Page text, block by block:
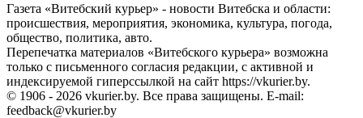
Газета «Витебский курьер» - новости Витебска и области:
происшествия, мероприятия, экономика, культура, погода,
общество, политика, авто.
Перепечатка материалов «Витебского курьера» возможна
только с письменного согласия редакции, с активной и
индексируемой гиперссылкой на сайт https://vkurier.by.
© 1906 - 2026 vkurier.by. Все права защищены. E-mail:
feedback@vkurier.by